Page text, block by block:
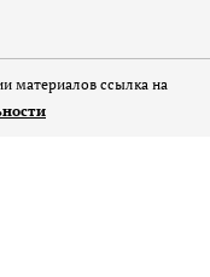
материалов ссылка на